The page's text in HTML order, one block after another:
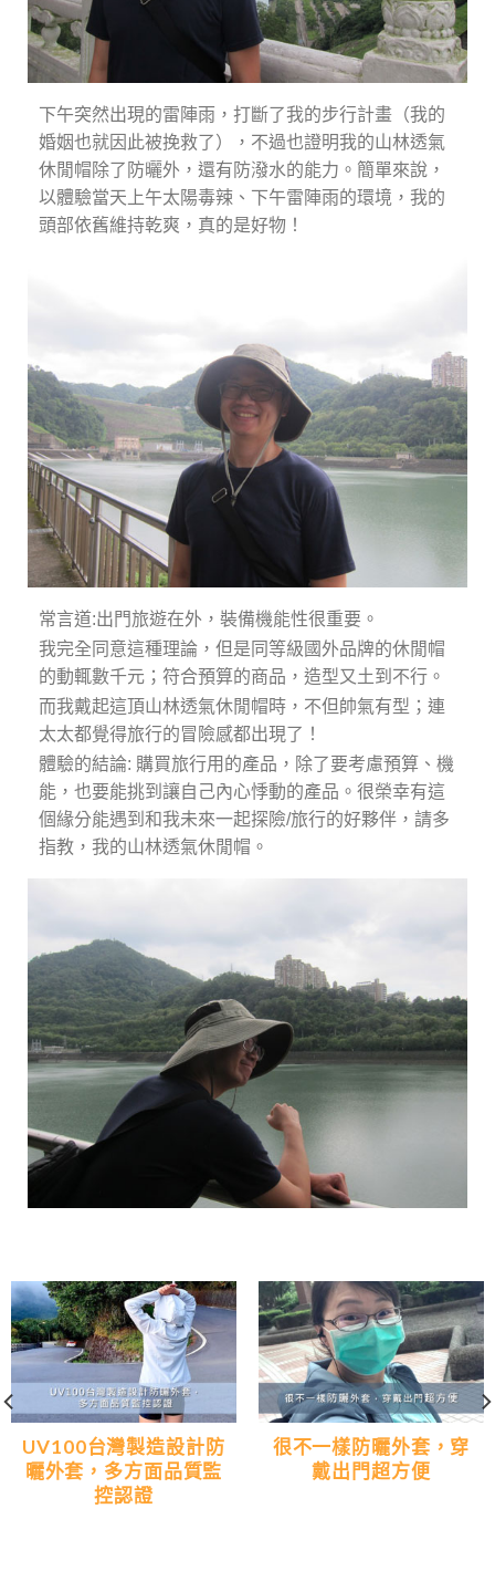
下午突然出現的雷陣雨，打斷了我的步行計畫（我的
婚姻也就因此被挽救了），不過也證明我的山林透氣
休閒帽除了防曬外，還有防潑水的能力。簡單來說，
以體驗當天上午太陽毒辣、下午雷陣雨的環境，我的
頭部依舊維持乾爽，真的是好物！
常言道:出門旅遊在外，裝備機能性很重要。
我完全同意這種理論，但是同等級國外品牌的休閒帽
的動輒數千元；符合預算的商品，造型又土到不行。
而我戴起這頂山林透氣休閒帽時，不但帥氣有型；連
太太都覺得旅行的冒險感都出現了！
體驗的結論: 購買旅行用的產品，除了要考慮預算、機
能，也要能挑到讓自己內心悸動的產品。很榮幸有這
個緣分能遇到和我未來一起探險/旅行的好夥伴，請多
指教，我的山林透氣休閒帽。
UV100台灣製造設計防
曬外套，多方面品質監
控認證
很不一樣防曬外套，穿
戴出門超方便